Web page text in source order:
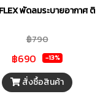
56 พัดลมระบายอากาศ ติด
฿790
฿690 -13%
สั่งซื้อสินค้า